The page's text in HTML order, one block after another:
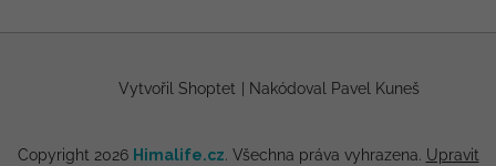
Vytvořil Shoptet Nakódoval Pavel Kuneš
Copyright 2026 Himalife.cz. Všechna práva vyhrazena. Upravit